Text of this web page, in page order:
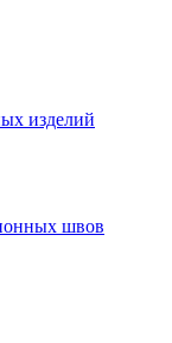
изделий
швов